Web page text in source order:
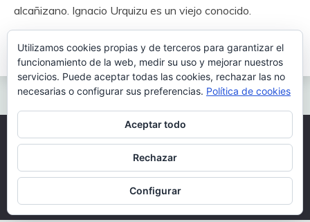
alcañizano. Ignacio Urquizu es un viejo conocido.
Leer más
Todos los derechos reservados 2026.
Funciona gracias a WordPress
|
Tema: Fairy por
Candid Themes
Utilizamos cookies propias y de terceros para garantizar el
funcionamiento de la web, medir su uso y mejorar nuestros
servicios. Puede aceptar todas las cookies, rechazar las no
necesarias o configurar sus preferencias. Política de cookies
Aceptar todo
Rechazar
Configurar